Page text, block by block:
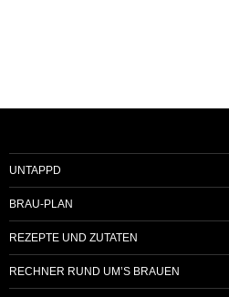
UNTAPPD
BRAU-PLAN
REZEPTE UND ZUTATEN
RECHNER RUND UM’S BRAUEN